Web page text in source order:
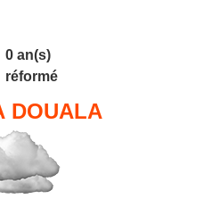
0 an(s)
réformé
DOUALA